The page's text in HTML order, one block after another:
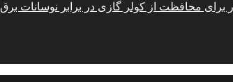
برای محافظت از کولر گازی در برابر نوسانات برق